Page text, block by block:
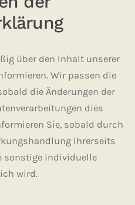
über den Inhalt unserer
Wir passen die
die Änderungen der
dies
Sie, sobald durch
Ihrerseits
sonstige individuelle
wird.